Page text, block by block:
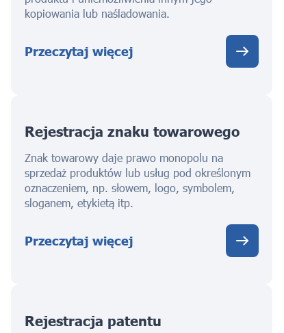
kopiowania lub naśladowania.
Przeczytaj więcej
Rejestracja znaku towarowego
Znak towarowy daje prawo monopolu na
sprzedaż produktów lub usług pod określonym
oznaczeniem, np. słowem, logo, symbolem,
sloganem, etykietą itp.
Przeczytaj więcej
Rejestracja patentu